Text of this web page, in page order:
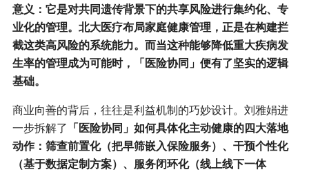
意义：它是对共同遗传背景下的共享风险进行集约化、专
业化的管理。北大医疗布局家庭健康管理，正是在构建拦
截这类高风险的系统能力。而当这种能够降低重大疾病发
生率的管理成为可能时，「医险协同」便有了坚实的逻辑
基础。
商业向善的背后，往往是利益机制的巧妙设计。刘雅娟进
一步拆解了 「医险协同」如何具体化主动健康的四大落地
动作：筛查前置化（把早筛嵌入保险服务）、干预个性化
（基于数据定制方案）、服务闭环化（线上线下一体